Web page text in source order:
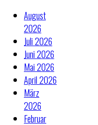
August
2026
Juli 2026
Juni 2026
Mai 2026
April 2026
März
2026
Februar